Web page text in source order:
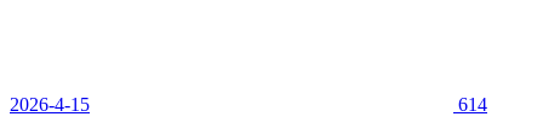
2026-4-15 614